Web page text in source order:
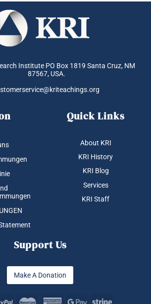
Institute PO Box 1819 Santa Cruz, NM
87567, USA.
Quick Links
About KRI
KRI History
KRI Blog
Services
KRI Staff
Support Us
Make A Donation